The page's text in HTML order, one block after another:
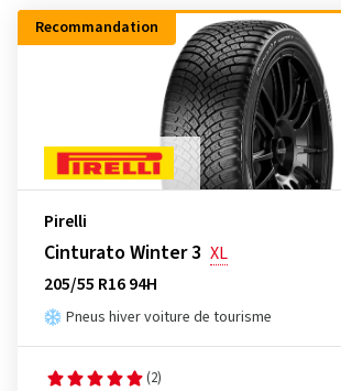
Recommandation
Pirelli
Cinturato Winter 3 XL
205/55 R16 94H
Pneus hiver voiture de tourisme
(2)